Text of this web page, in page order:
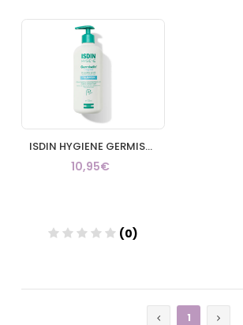
Añadir
ISDIN HYGIENE GERMISDIN ORIGINAL 1 ENVASE 500 ml CON DOSIFICADOR
10,95€
(0)
1